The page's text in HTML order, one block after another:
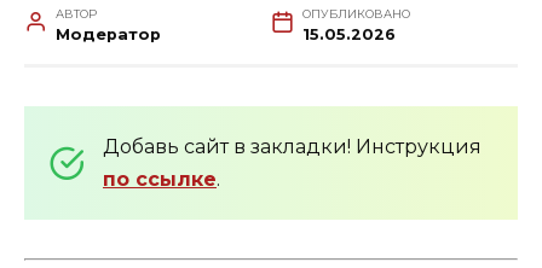
АВТОР
Модератор
ОПУБЛИКОВАНО
15.05.2026
Добавь сайт в закладки! Инструкция
по ссылке.